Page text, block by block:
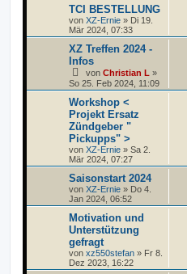
TCI BESTELLUNG
von XZ-Ernie » Di 19.
Mär 2024, 07:33
XZ Treffen 2024 -
Infos
von Christian L »
So 25. Feb 2024, 11:09
Workshop <
Projekt Ersatz
Zündgeber "
Pickupps" >
von XZ-Ernie » Sa 2.
Mär 2024, 07:27
Saisonstart 2024
von XZ-Ernie » Do 4.
Jan 2024, 06:52
Motivation und
Unterstützung
gefragt
von xz550stefan » Fr 8.
Dez 2023, 16:22